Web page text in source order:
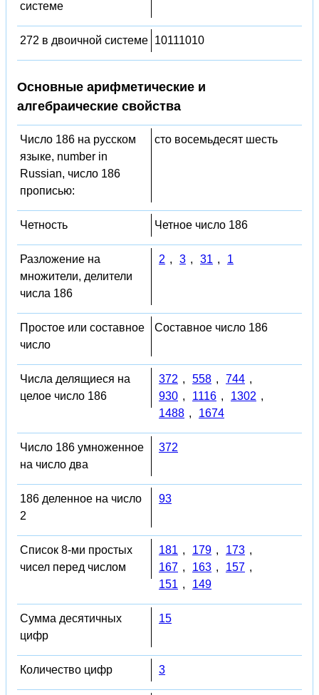
системе
272 в двоичной системе 10111010
Основные арифметические и
алгебраические свойства
Число 186 на русском
языке, number in
Russian, число 186
прописью:
сто восемьдесят шесть
Четность Четное число 186
Разложение на
множители, делители
числа 186
2 , 3 , 31 , 1
Простое или составное
число
Составное число 186
Числа делящиеся на
целое число 186
372 , 558 , 744 ,
930 , 1116 , 1302 ,
1488 , 1674
Число 186 умноженное
на число два
372
186 деленное на число
2
93
Список 8-ми простых
чисел перед числом
181 , 179 , 173 ,
167 , 163 , 157 ,
151 , 149
Сумма десятичных
цифр
15
Количество цифр 3